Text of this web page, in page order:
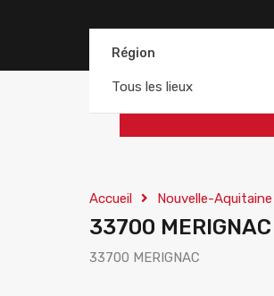
Région
Tous les lieux
Accueil Nouvelle-Aquitaine
33700
33700 MERIGNAC